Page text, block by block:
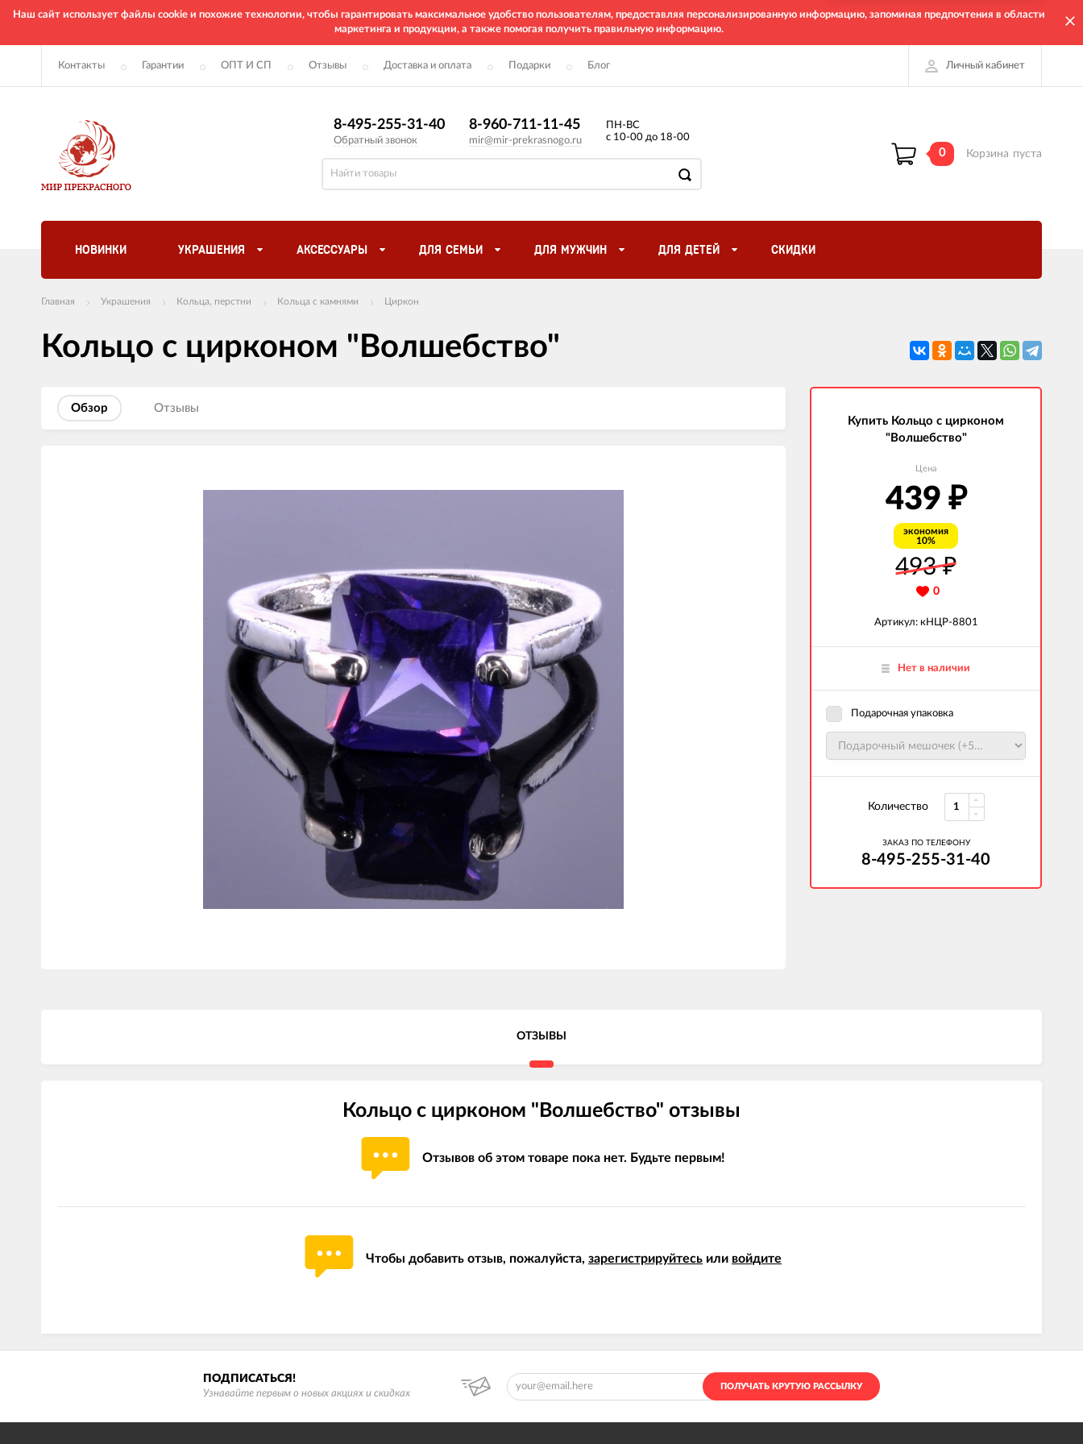
Наш сайт использует файлы cookie и похожие технологии, чтобы гарантировать максимальное удобство пользователям, предоставляя персонализированную информацию, запоминая предпочтения в области
маркетинга и продукции, а также помогая получить правильную информацию.
Контакты Гарантии ОПТ И СП Отзывы Доставка и оплата Подарки Блог Личный кабинет
8-495-255-31-40
Обратный звонок
8-960-711-11-45
mir@mir-prekrasnogo.ru
ПН-ВС
с 10-00 до 18-00
0 Корзина пуста
НОВИНКИ УКРАШЕНИЯ АКСЕССУАРЫ ДЛЯ СЕМЬИ ДЛЯ МУЖЧИН ДЛЯ ДЕТЕЙ СКИДКИ
Главная Украшения Кольца, перстни Кольца с камнями Циркон
Кольцо с цирконом "Волшебство"
Обзор Отзывы
Купить Кольцо с цирконом
"Волшебство"
Цена
439 ₽
экономия
10%
493₽
0
Артикул: кНЦР-8801
Нет в наличии
Подарочная упаковка
Количество
ЗАКАЗ ПО ТЕЛЕФОНУ
8-495-255-31-40
ОТЗЫВЫ
Кольцо с цирконом "Волшебство" отзывы
Отзывов об этом товаре пока нет. Будьте первым!
Чтобы добавить отзыв, пожалуйста, зарегистрируйтесь или войдите
ПОДПИСАТЬСЯ!
Узнавайте первым о новых акциях и скидках
ПОЛУЧАТЬ КРУТУЮ РАССЫЛКУ